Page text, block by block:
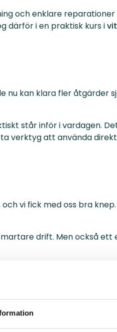
och enklare
därför i en praktisk kurs i
kan klara fler åtgärder
står inför i vardagen.
verktyg att använda
vi fick med oss bra
drift. Men också